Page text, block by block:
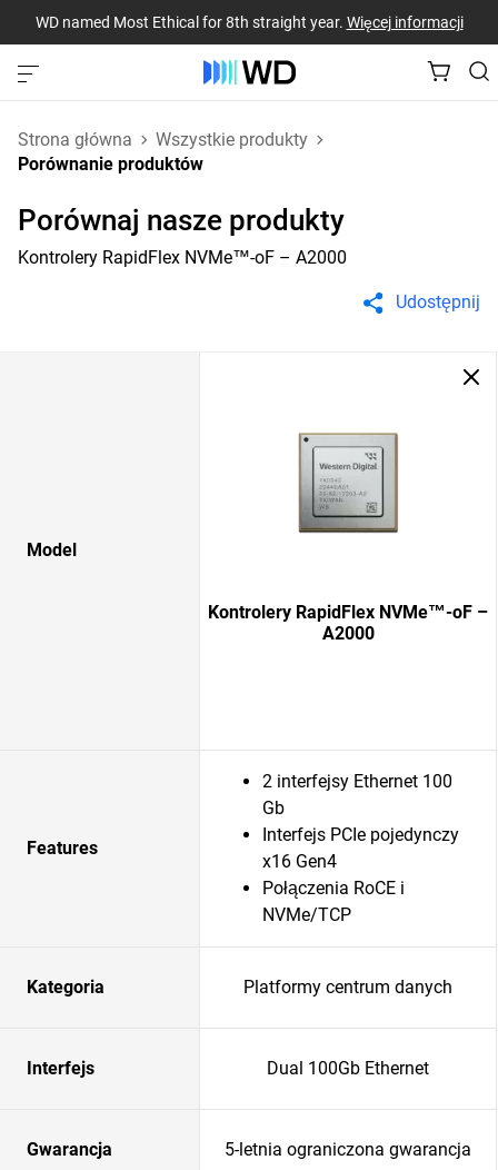
WD named Most Ethical for 8th straight year. Więcej informacji
Strona główna
Wszystkie produkty
Porównanie produktów
Porównaj nasze produkty
Kontrolery RapidFlex NVMe™-oF – A2000
Udostępnij
Model
Kontrolery RapidFlex NVMe™-oF –
A2000
Features
2 interfejsy Ethernet 100
Gb
Interfejs PCIe pojedynczy
x16 Gen4
Połączenia RoCE i
NVMe/TCP
Kategoria Platformy centrum danych
Interfejs Dual 100Gb Ethernet
Gwarancja 5-letnia ograniczona gwarancja